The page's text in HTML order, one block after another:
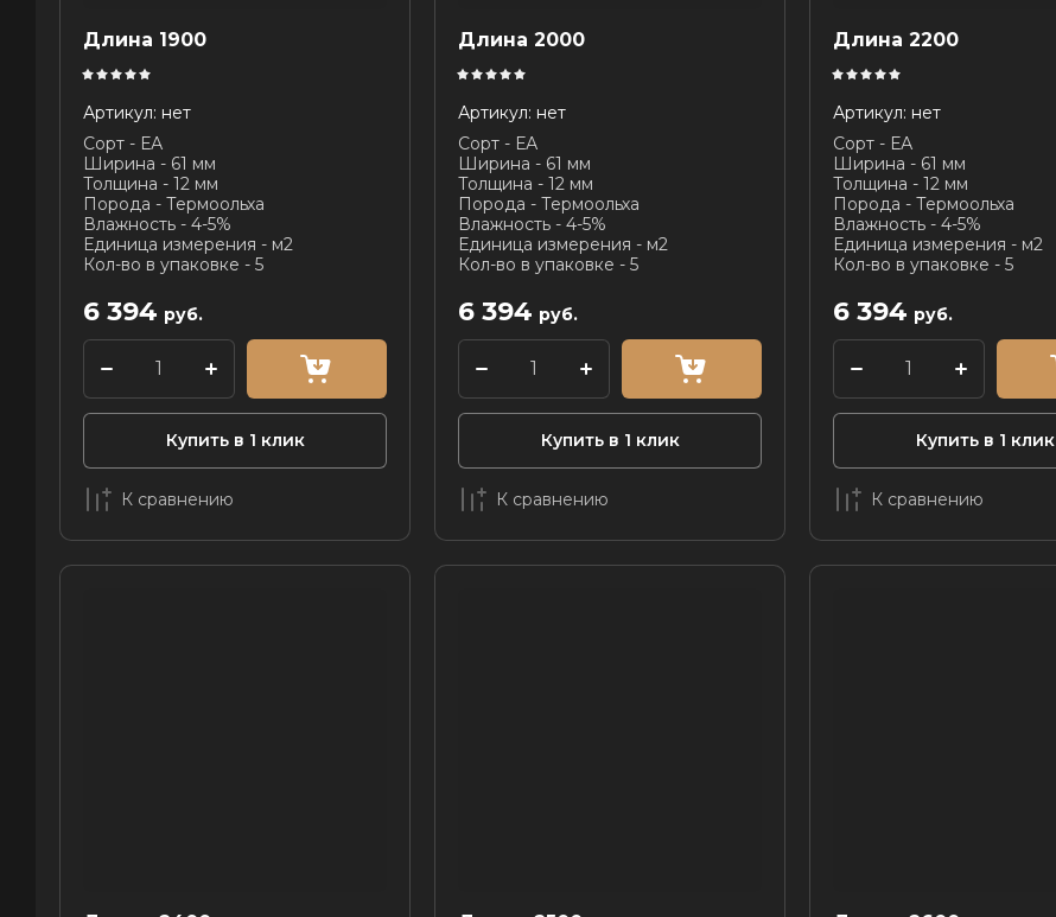
Длина 1900
Артикул: нет
Сорт - ЕА
Ширина - 61 мм
Толщина - 12 мм
Порода - Термоольха
Влажность - 4-5%
Единица измерения - м2
Кол-во в упаковке - 5
6 394 руб.
Купить в 1 клик
К сравнению
Длина 2000
Артикул: нет
Сорт - ЕА
Ширина - 61 мм
Толщина - 12 мм
Порода - Термоольха
Влажность - 4-5%
Единица измерения - м2
Кол-во в упаковке - 5
6 394 руб.
Купить в 1 клик
К сравнению
Длина 2200
Артикул: нет
Сорт - ЕА
Ширина - 61 мм
Толщина - 12 мм
Порода - Термоольха
Влажность - 4-5%
Единица измерения - м2
Кол-во в упаковке - 5
6 394 руб.
Купить в 1 клик
К сравнению